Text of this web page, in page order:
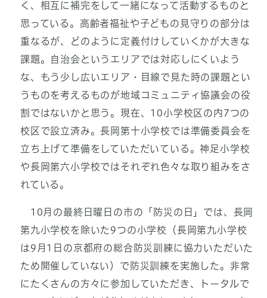
く、相互に補完をして一緒になって活動するものと
思っている。高齢者福祉や子どもの見守りの部分は
重なるが、どのように定義付けしていくかが大きな
課題。自治会というエリアでは対応しにくいよう
な、もう少し広いエリア・目線で見た時の課題とい
うものを考えるものが地域コミュニティ協議会の役
割ではないかと思う。現在、10小学校区の内7つの
校区で設立済み。長岡第十小学校では準備委員会を
立ち上げて準備をしていただいている。神足小学校
や長岡第六小学校ではそれぞれ色々な取り組みをさ
れている。
10月の最終日曜日の市の「防災の日」では、長岡
第九小学校を除いた9つの小学校（長岡第九小学校
は9月1日の京都府の総合防災訓練に協力いただいた
ため開催していない）で防災訓練を実施した。非常
にたくさんの方々に参加していただき、トータルで